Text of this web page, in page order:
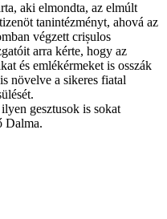
aki elmondta, az elmúlt
tanintézményt, ahová az
végzett crișulos
arra kérte, hogy az
és emlékérmeket is osszák
növelve a sikeres fiatal
gesztusok is sokat
Dalma.